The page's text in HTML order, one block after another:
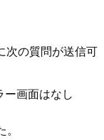
次の質問が送信可
画面はなし